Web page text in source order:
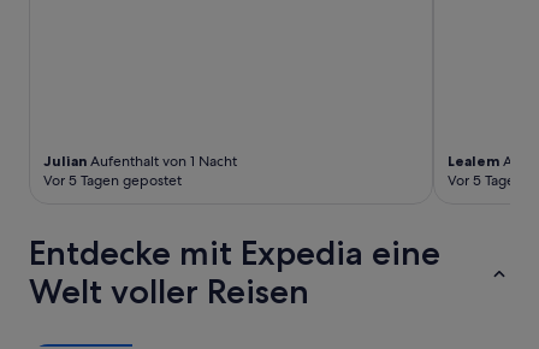
Julian Aufenthalt von 1 Nacht
Vor 5 Tagen gepostet
Lealem
Vor 5 Tagen
Entdecke mit Expedia eine
Welt voller Reisen